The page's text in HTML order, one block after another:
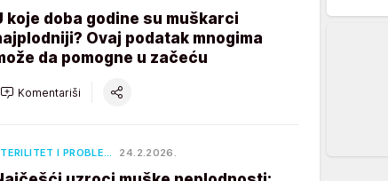
koje doba godine su muškarci
Ovaj podatak mnogima
da pomogne u začeću
Komentariši
I PROBLE… 24.2.2026.